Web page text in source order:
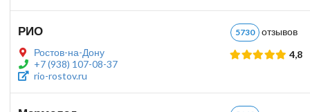
РИО 5730
Ростов-на-Дону
+7 (938) 107-08-37
rio-rostov.ru
4,8